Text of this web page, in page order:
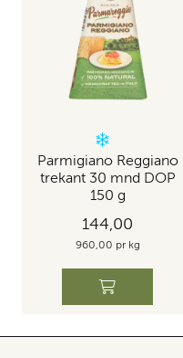
Parmigiano Reggiano
trekant 30 mnd DOP
150 g
144,00
960,00 pr kg